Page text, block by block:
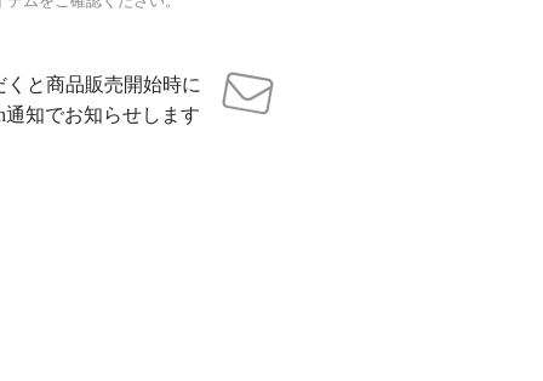
くと商品販売開始時に
通知でお知らせします